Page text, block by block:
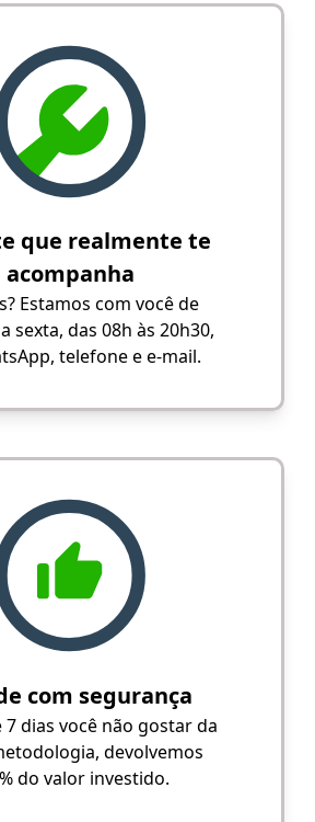
que realmente te
acompanha
Estamos com você de
sexta, das 08h às 20h30,
telefone e e-mail.
com segurança
7 dias você não gostar da
devolvemos
do valor investido.